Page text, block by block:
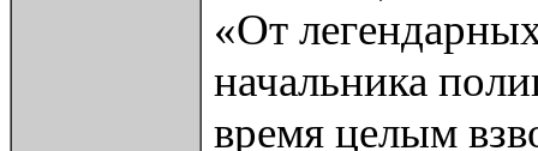
«От
начальника
время целым